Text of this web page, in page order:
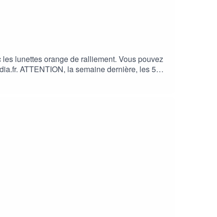
Islamique” (éditions l’Archipel) et
lunettes orange de ralliement. Vous pouvez
ATTENTION, la semaine dernière, les 5
à la Ferme des Cochons LaineuxPour
#Politique